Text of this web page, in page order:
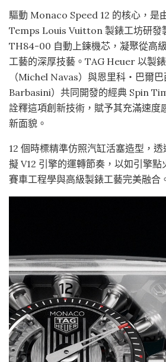
驅動 Monaco Speed 12 的核心，是
Temps Louis Vuitton 製錶工坊研發
TH84-00 自動上鍊機芯，凝聚從高
工藝的深厚技藝。TAG Heuer 以製
（Michel Navas）與恩里科・巴爾
Barbasini）共同開發的經典 Spin
詮釋這項創新技術，賦予其充滿速度
新面貌。
12 個時標精準仿照汽缸活塞造型，
擬 V12 引擎的運轉節奏，以如引擎
賽車工程學與高級製錶工藝完美融合